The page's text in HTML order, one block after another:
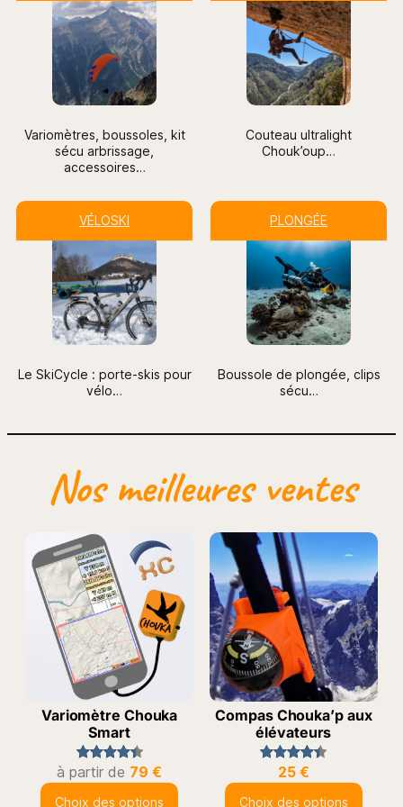
Variomètres, boussoles, kit
sécu arbrissage,
accessoires…
Couteau ultralight
Chouk’oup…
VÉLOSKI
Le SkiCycle : porte-skis pour
vélo…
PLONGÉE
Boussole de plongée, clips
sécu…
Nos meilleures ventes
Variomètre Chouka
Smart
Noté 4.49
43
à partir de 79€
Choix des options
Compas Chouka’p aux
élévateurs
Noté4.42
25 €
Choix des options